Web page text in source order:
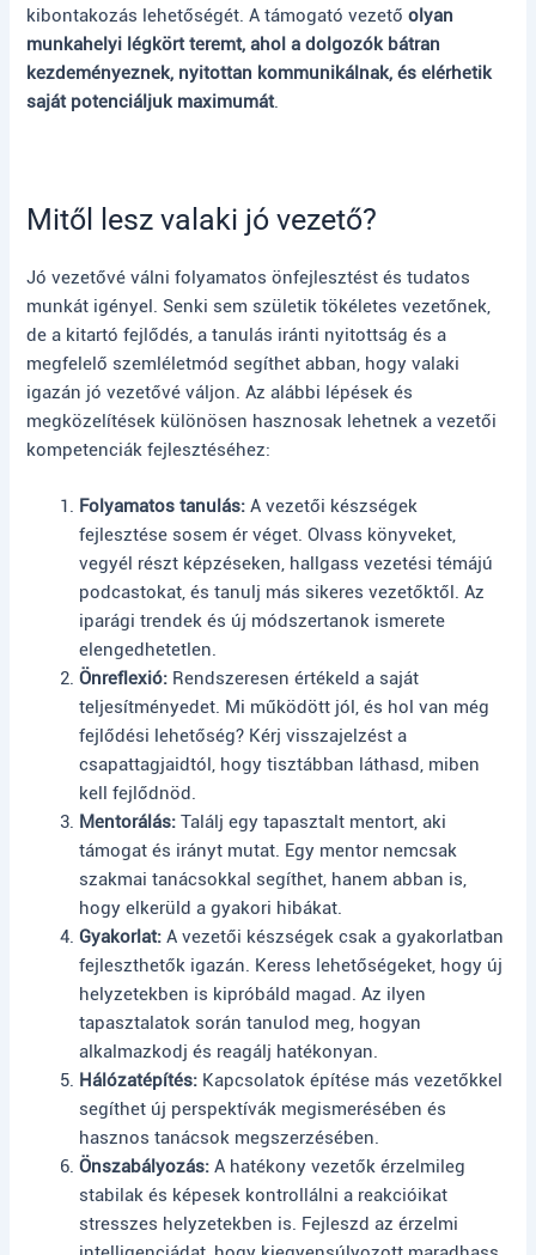
kibontakozás lehetőségét. A támogató vezetőolyan
munkahelyi légkört teremt, ahol a dolgozók bátran
kezdeményeznek, nyitottan kommunikálnak, és elérhetik
saját potenciáljuk maximumát.
Mitől lesz valaki jó vezető?
Jó vezetővé válni folyamatos önfejlesztést és tudatos
munkát igényel. Senki sem születik tökéletes vezetőnek,
de a kitartó fejlődés, a tanulás iránti nyitottság és a
megfelelő szemléletmód segíthet abban, hogy valaki
igazán jó vezetővé váljon. Az alábbi lépések és
megközelítések különösen hasznosak lehetnek a vezetői
kompetenciák fejlesztéséhez:
Folyamatos tanulás: A vezetői készségek
fejlesztése sosem ér véget. Olvass könyveket,
vegyél részt képzéseken, hallgass vezetési témájú
podcastokat, és tanulj más sikeres vezetőktől. Az
iparági trendek és új módszertanok ismerete
elengedhetetlen.
Önreflexió: Rendszeresen értékeld a saját
teljesítményedet. Mi működött jól, és hol van még
fejlődési lehetőség? Kérj visszajelzést a
csapattagjaidtól, hogy tisztábban láthasd, miben
kell fejlődnöd.
Mentorálás: Találj egy tapasztalt mentort, aki
támogat és irányt mutat. Egy mentor nemcsak
szakmai tanácsokkal segíthet, hanem abban is,
hogy elkerüld a gyakori hibákat.
Gyakorlat: A vezetői készségek csak a gyakorlatban
fejleszthetők igazán. Keress lehetőségeket, hogy új
helyzetekben is kipróbáld magad. Az ilyen
tapasztalatok során tanulod meg, hogyan
alkalmazkodj és reagálj hatékonyan.
Hálózatépítés: Kapcsolatok építése más vezetőkkel
segíthet új perspektívák megismerésében és
hasznos tanácsok megszerzésében.
Önszabályozás: A hatékony vezetők érzelmileg
stabilak és képesek kontrollálni a reakcióikat
stresszes helyzetekben is. Fejleszd az érzelmi